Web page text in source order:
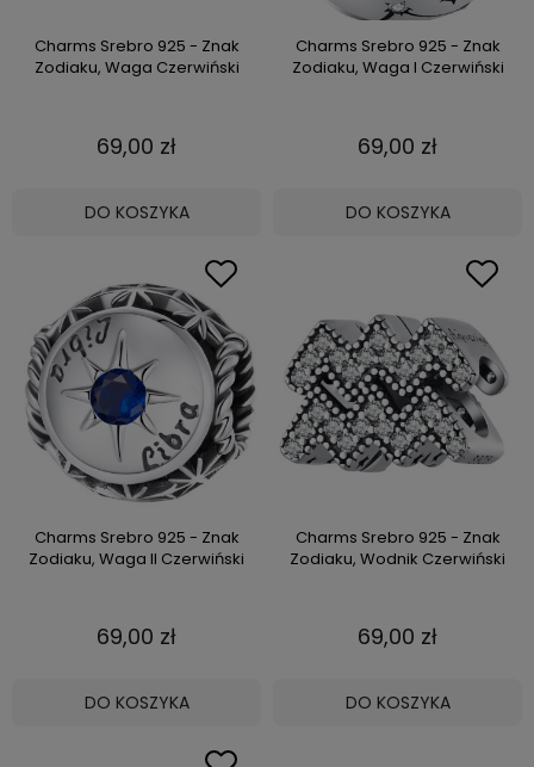
Charms Srebro 925 - Znak
Zodiaku, Waga Czerwiński
69,00 zł
DO KOSZYKA
Charms Srebro 925 - Znak
Zodiaku, Waga I Czerwiński
69,00 zł
DO KOSZYKA
Charms Srebro 925 - Znak
Zodiaku, Waga II Czerwiński
69,00 zł
DO KOSZYKA
Charms Srebro 925 - Znak
Zodiaku, Wodnik Czerwiński
69,00 zł
DO KOSZYKA